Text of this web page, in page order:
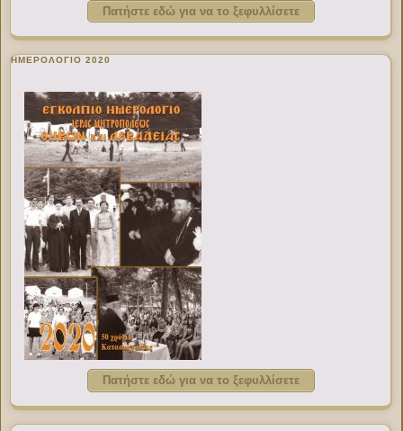
Πατήστε εδώ για να το ξεφυλλίσετε
ΗΜΕΡΟΛΟΓΙΟ 2020
Πατήστε εδώ για να το ξεφυλλίσετε